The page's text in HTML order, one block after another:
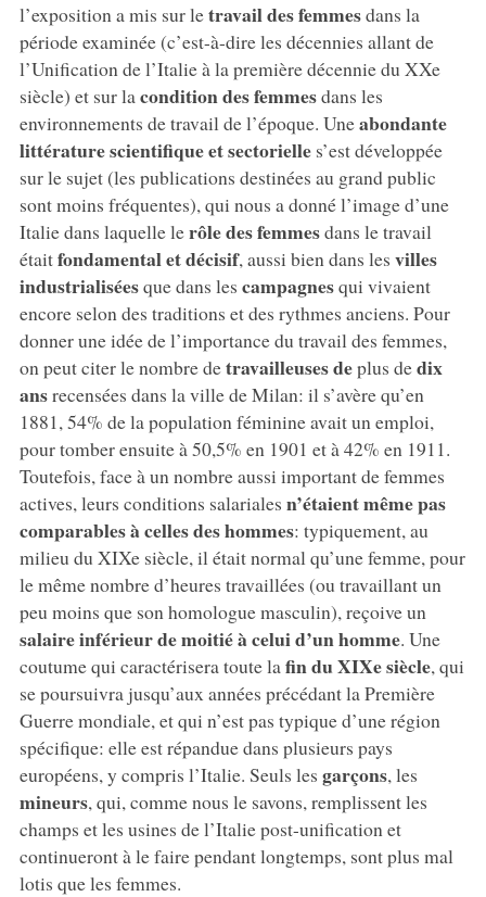
l’exposition a mis sur letravail des femmesdans la
période examinée (c’est-à-dire les décennies allant de
l’Unification de l’Italie à la première décennie du XXe
siècle) et sur la condition des femmesdans les
environnements de travail de l’époque. Uneabondante
littérature scientifique et sectorielles’est développée
sur le sujet (les publications destinées au grand public
sont moins fréquentes), qui nous a donné l’image d’une
Italie dans laquelle lerôle des femmesdans le travail
étaitfondamental et décisif, aussi bien dans les villes
industrialiséesque dans les campagnesqui vivaient
encore selon des traditions et des rythmes anciens. Pour
donner une idée de l’importance du travail des femmes,
on peut citer le nombre detravailleuses deplus dedix
ansrecensées dans la ville de Milan: il s’avère qu’en
1881, 54% de la population féminine avait un emploi,
pour tomber ensuite à 50,5% en 1901 et à 42% en 1911.
Toutefois, face à un nombre aussi important de femmes
actives, leurs conditions salariales n’étaient même pas
comparables à celles des hommes: typiquement, au
milieu du XIXe siècle, il était normal qu’une femme, pour
le même nombre d’heures travaillées (ou travaillant un
peu moins que son homologue masculin), reçoive un
salaire inférieur de moitié à celui d’un homme. Une
coutume qui caractérisera toute la fin du XIXe siècle, qui
se poursuivra jusqu’aux années précédant la Première
Guerre mondiale, et qui n’est pas typique d’une région
spécifique: elle est répandue dans plusieurs pays
européens, y compris l’Italie. Seuls les garçons, les
mineurs, qui, comme nous le savons, remplissent les
champs et les usines de l’Italie post-unification et
continueront à le faire pendant longtemps, sont plus mal
lotis que les femmes.